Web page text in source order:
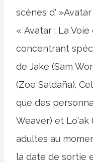
scènes d'
« Avatar : La
concentrant
de Jake (Sam
(Zoe Saldaña).
que des
Weaver) et Lo'ak
adultes au
la date de sortie